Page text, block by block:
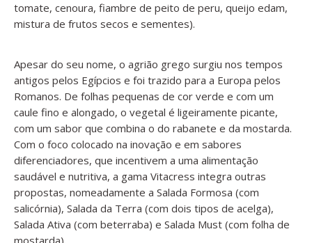
tomate, cenoura, fiambre de peito de peru, queijo edam,
mistura de frutos secos e sementes).
Apesar do seu nome, o agrião grego surgiu nos tempos
antigos pelos Egípcios e foi trazido para a Europa pelos
Romanos. De folhas pequenas de cor verde e com um
caule fino e alongado, o vegetal é ligeiramente picante,
com um sabor que combina o do rabanete e da mostarda.
Com o foco colocado na inovação e em sabores
diferenciadores, que incentivem a uma alimentação
saudável e nutritiva, a gama Vitacress integra outras
propostas, nomeadamente a Salada Formosa (com
salicórnia), Salada da Terra (com dois tipos de acelga),
Salada Ativa (com beterraba) e Salada Must (com folha de
mostarda).